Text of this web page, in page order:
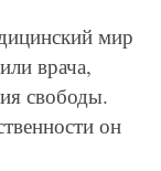
мир
врача,
свободы.
он